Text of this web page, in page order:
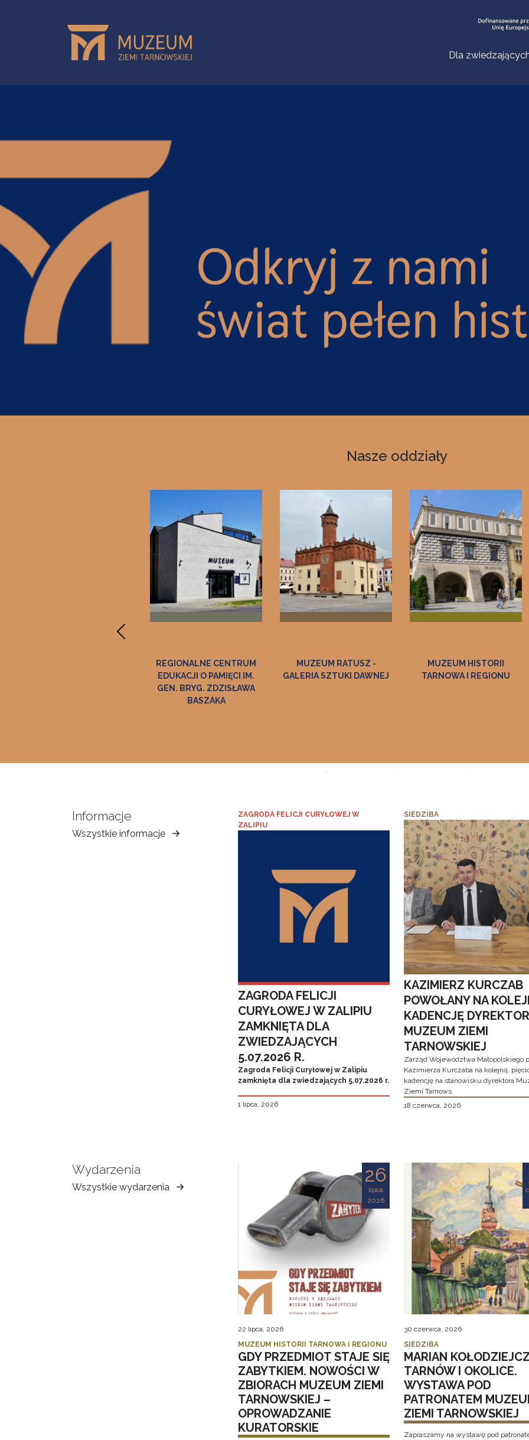
Dla
Nasze oddziały
REGIONALNE CENTRUM
EDUKACJI O PAMIĘCI IM.
GEN. BRYG. ZDZISŁAWA
MUZEUM RATUSZ -
GALERIA SZTUKI DAWNEJ
MUZEUM HISTORII
TARNOWA I REGIONU
Informacje
Wszystkie informacje
Muzeum
ZAGRODA FELICJI CURYŁOWEJ W
ZALIPIU
ZAGRODA FELICJI
CURYŁOWEJ W ZALIPIU
ZAMKNIĘTA DLA
ZWIEDZAJĄCYCH
5.07.2026 R.
Zagroda Felicji Curyłowej w Zalipiu
zamknięta dla zwiedzających 5.07.2026 r.
1 lipca, 2026
SIEDZIBA
KAZIMIERZ KURCZAB
POWOŁANY NA
KADENCJĘ
MUZEUM ZIEMI
TARNOWSKIEJ
Zarząd Województwa Małopolskiego
Kazimierza Kurczaba na kolejną,
kadencję na stanowisku dyrektora
Ziemi Tarnows
18 czerwca, 2026
Wydarzenia
Wszystkie wydarzenia
Muzeum
26
lipca
2026
22 lipca, 2026
MUZEUM HISTORII TARNOWA I REGIONU
GDY PRZEDMIOT STAJE SIĘ
ZABYTKIEM. NOWOŚCI W
ZBIORACH MUZEUM ZIEMI
TARNOWSKIEJ –
OPROWADZANIE
KURATORSKIE
30 czerwca, 2026
SIEDZIBA
MARIAN
TARNÓW I OKOLICE.
WYSTAWA POD
PATRONATEM
ZIEMI TARNOWSKIEJ
Zapraszamy na wystawę pod